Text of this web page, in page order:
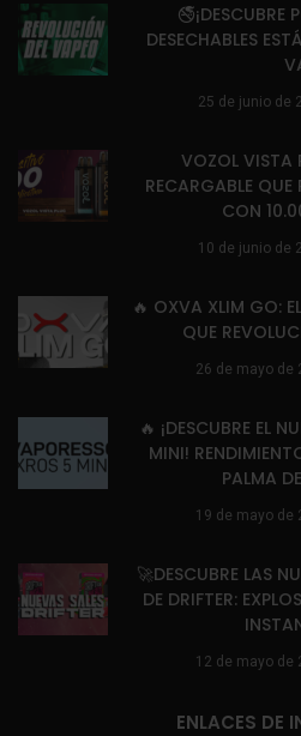
🚭¡DESCUBRE
DESECHABLES
25 de junio de
VOZOL VISTA
RECARGABLE
CON
10 de junio de
🔥 OXVA XLIM GO:
QUE
26 de mayo de
🔥 ¡DESCUBRE EL
MINI!
PALMA
19 de mayo de
🚀DESCUBRE LAS
DE DRIFTER:
12 de mayo de
ENLACES DE